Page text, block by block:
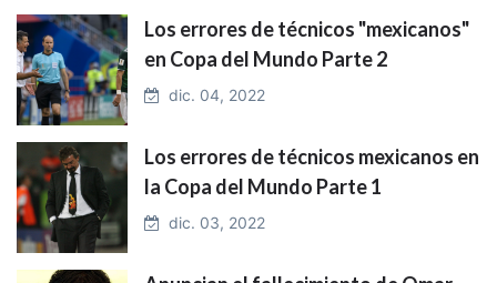
Los errores de técnicos "mexicanos"
en Copa del Mundo Parte 2
dic. 04, 2022
Los errores de técnicos mexicanos en
la Copa del Mundo Parte 1
dic. 03, 2022